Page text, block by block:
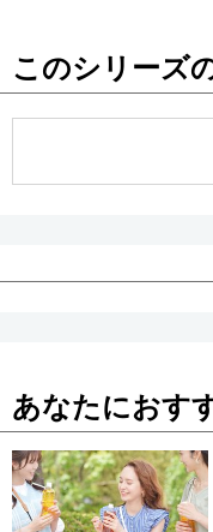
このシリーズ
あなたにおす